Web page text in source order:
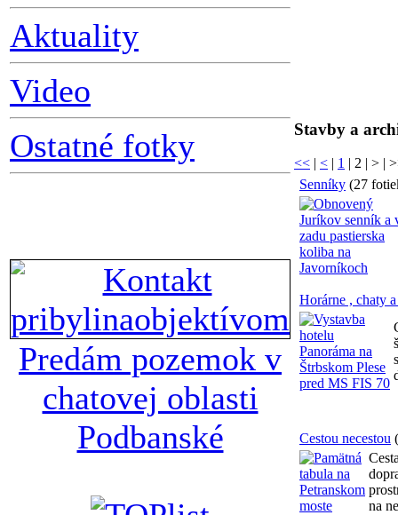
Aktuality
Video
Ostatné fotky
Predám pozemok v
chatovej oblasti
Podbanské
Stavby a
<< | < | 1 | 2 | > |
Senníky (27
Horárne , chaty
Cestou necestou
na